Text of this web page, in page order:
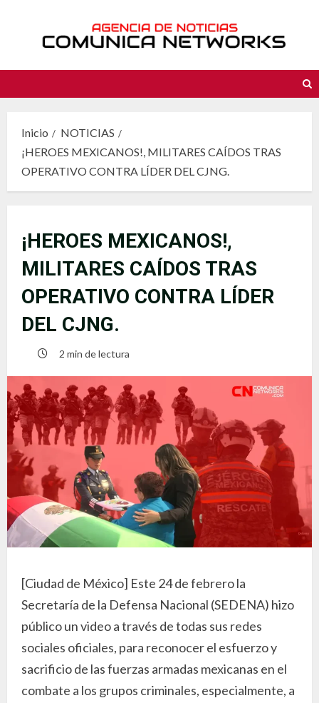
contenido
Inicio
NOTICIAS
¡HEROES MEXICANOS!, MILITARES CAÍDOS TRAS
OPERATIVO CONTRA LÍDER DEL CJNG.
¡HEROES MEXICANOS!,
MILITARES CAÍDOS TRAS
OPERATIVO CONTRA LÍDER
DEL CJNG.
2 min de lectura
[Ciudad de México] Este 24 de febrero la
Secretaría de la Defensa Nacional (SEDENA) hizo
público un video a través de todas sus redes
sociales oficiales, para reconocer el esfuerzo y
sacrificio de las fuerzas armadas mexicanas en el
combate a los grupos criminales, especialmente, a